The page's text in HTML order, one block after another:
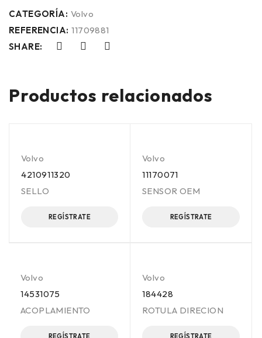
CATEGORÍA: Volvo
REFERENCIA: 11709881
SHARE:
Productos relacionados
Volvo
4210911320
SELLO
REGÍSTRATE
Volvo
11170071
SENSOR OEM
REGÍSTRATE
Volvo
14531075
ACOPLAMIENTO
REGÍSTRATE
Volvo
184428
ROTULA DIRECION
REGÍSTRATE